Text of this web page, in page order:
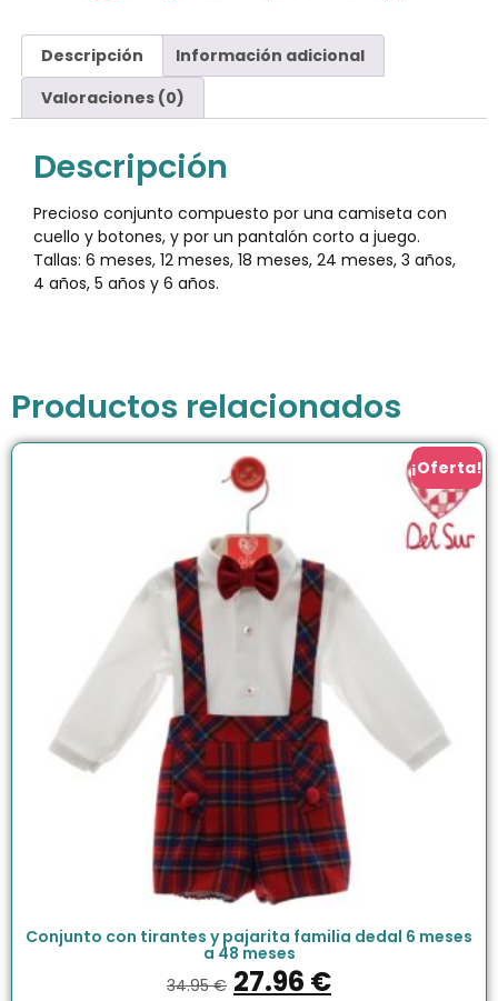
Descripción
Información adicional
Valoraciones (0)
Descripción
Precioso conjunto compuesto por una camiseta con
cuello y botones, y por un pantalón corto a juego.
Tallas: 6 meses, 12 meses, 18 meses, 24 meses, 3 años,
4 años, 5 años y 6 años.
Productos relacionados
¡Oferta!
Conjunto con tirantes y pajarita familia dedal 6 meses
a 48 meses
34.95€ 27.96 €